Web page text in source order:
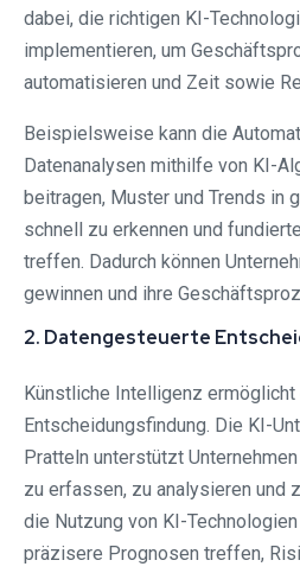
dabei, die richtigen KI-
implementieren, um
automatisieren und Zeit sowie
Beispielsweise kann die
Datenanalysen mithilfe von KI-
beitragen, Muster und Trends in
schnell zu erkennen und
treffen. Dadurch können
gewinnen und ihre
2. Datengesteuerte
Künstliche Intelligenz
Entscheidungsfindung. Die KI-
Pratteln unterstützt
zu erfassen, zu analysieren und
die Nutzung von KI-
präzisere Prognosen treffen,